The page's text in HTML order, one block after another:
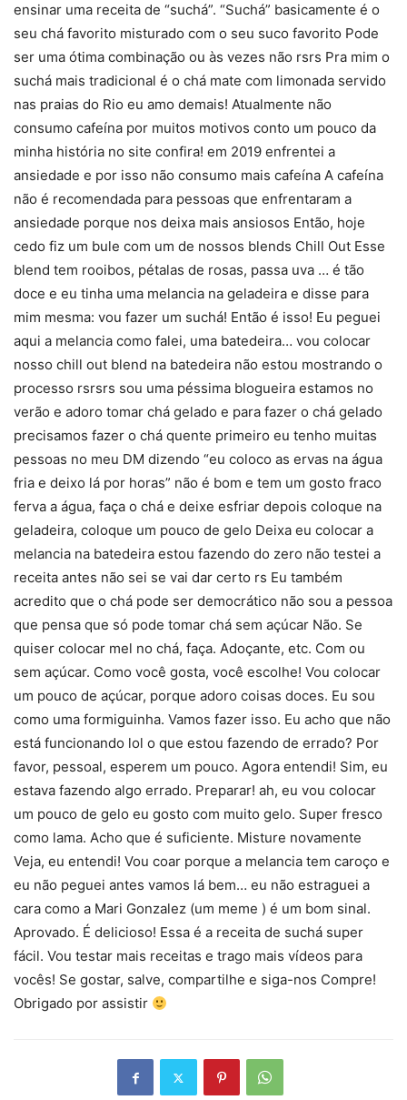
ensinar uma receita de “suchá”. “Suchá” basicamente é o
seu chá favorito misturado com o seu suco favorito Pode
ser uma ótima combinação ou às vezes não rsrs Pra mim o
suchá mais tradicional é o chá mate com limonada servido
nas praias do Rio eu amo demais! Atualmente não
consumo cafeína por muitos motivos conto um pouco da
minha história no site confira! em 2019 enfrentei a
ansiedade e por isso não consumo mais cafeína A cafeína
não é recomendada para pessoas que enfrentaram a
ansiedade porque nos deixa mais ansiosos Então, hoje
cedo fiz um bule com um de nossos blends Chill Out Esse
blend tem rooibos, pétalas de rosas, passa uva … é tão
doce e eu tinha uma melancia na geladeira e disse para
mim mesma: vou fazer um suchá! Então é isso! Eu peguei
aqui a melancia como falei, uma batedeira… vou colocar
nosso chill out blend na batedeira não estou mostrando o
processo rsrsrs sou uma péssima blogueira estamos no
verão e adoro tomar chá gelado e para fazer o chá gelado
precisamos fazer o chá quente primeiro eu tenho muitas
pessoas no meu DM dizendo “eu coloco as ervas na água
fria e deixo lá por horas” não é bom e tem um gosto fraco
ferva a água, faça o chá e deixe esfriar depois coloque na
geladeira, coloque um pouco de gelo Deixa eu colocar a
melancia na batedeira estou fazendo do zero não testei a
receita antes não sei se vai dar certo rs Eu também
acredito que o chá pode ser democrático não sou a pessoa
que pensa que só pode tomar chá sem açúcar Não. Se
quiser colocar mel no chá, faça. Adoçante, etc. Com ou
sem açúcar. Como você gosta, você escolhe! Vou colocar
um pouco de açúcar, porque adoro coisas doces. Eu sou
como uma formiguinha. Vamos fazer isso. Eu acho que não
está funcionando lol o que estou fazendo de errado? Por
favor, pessoal, esperem um pouco. Agora entendi! Sim, eu
estava fazendo algo errado. Preparar! ah, eu vou colocar
um pouco de gelo eu gosto com muito gelo. Super fresco
como lama. Acho que é suficiente. Misture novamente
Veja, eu entendi! Vou coar porque a melancia tem caroço e
eu não peguei antes vamos lá bem… eu não estraguei a
cara como a Mari Gonzalez (um meme ) é um bom sinal.
Aprovado. É delicioso! Essa é a receita de suchá super
fácil. Vou testar mais receitas e trago mais vídeos para
vocês! Se gostar, salve, compartilhe e siga-nos Compre!
Obrigado por assistir